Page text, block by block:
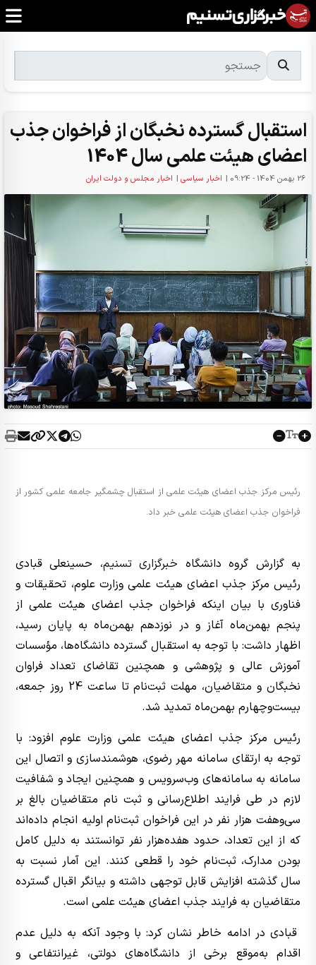
استقبال گسترده نخبگان از فراخوان جذب
اعضای هیئت علمی سال 1404
26 بهمن 1404 - 09:24 | اخبار سیاسی | اخبار مجلس و دولت ایران
رئیس مرکز جذب اعضای هیئت علمی از استقبال چشمگیر جامعه علمی کشور از
فراخوان جذب اعضای هیئت علمی خبر داد.
به گزارش گروه دانشگاه خبرگزاری تسنیم، حسینعلی قبادی
رئیس مرکز جذب اعضای هیئت علمی وزارت علوم، تحقیقات و
فناوری با بیان اینکه فراخوان جذب اعضای هیئت علمی از
پنجم بهمن‌ماه آغاز و در نوزدهم بهمن‌ماه به پایان رسید،
اظهار داشت: با توجه به استقبال گسترده دانشگاه‌ها، مؤسسات
آموزش عالی و پژوهشی و همچنین تقاضای تعداد فراوان
نخبگان و متقاضیان، مهلت ثبت‌نام تا ساعت 24 روز جمعه،
بیست‌وچهارم بهمن‌ماه تمدید شد.
رئیس مرکز جذب اعضای هیئت علمی وزارت علوم افزود: با
توجه به ارتقای سامانه مهر رضوی، هوشمندسازی و اتصال این
سامانه به سامانه‌های وب‌سرویس و همچنین ایجاد و شفافیت
لازم در طی فرایند اطلاع‌رسانی و ثبت نام متقاضیان بالغ بر
سی‌‌و‌هفت هزار نفر در این فراخوان ثبت‌نام اولیه انجام داده‌اند
که از این تعداد، حدود هفده‌هزار نفر توانستند به دلیل کامل
بودن مدارک، ثبت‌نام خود را قطعی کنند. این آمار نسبت به
سال گذشته افزایش قابل توجهی داشته و بیانگر اقبال گسترده
متقاضیان به فرایند جذب اعضای هیئت علمی است.
قبادی در ادامه خاطر نشان کرد: با وجود آنکه به دلیل عدم
اقدام به‌موقع برخی از دانشگاه‌های دولتی، غیرانتفاعی و